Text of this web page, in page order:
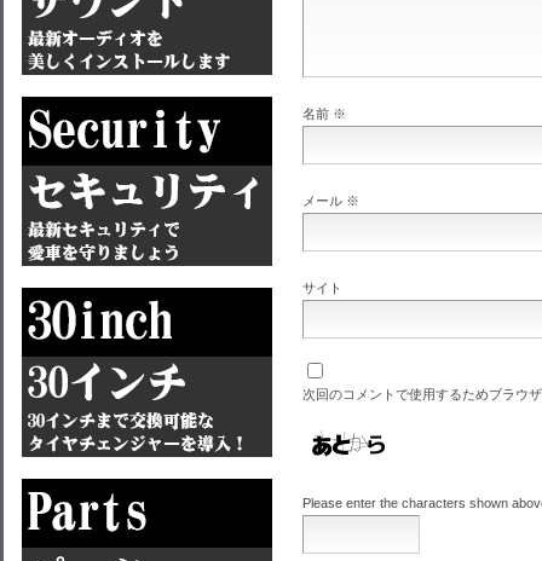
名前 ※
メール ※
サイト
次回のコメントで使用するためブラウ
Please enter the characters shown